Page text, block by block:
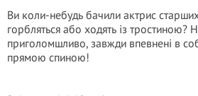
Ви коли-небудь бачили актрис
горбляться або ходять із тростиною?
приголомшливо, завжди впевнені в
прямою спиною!